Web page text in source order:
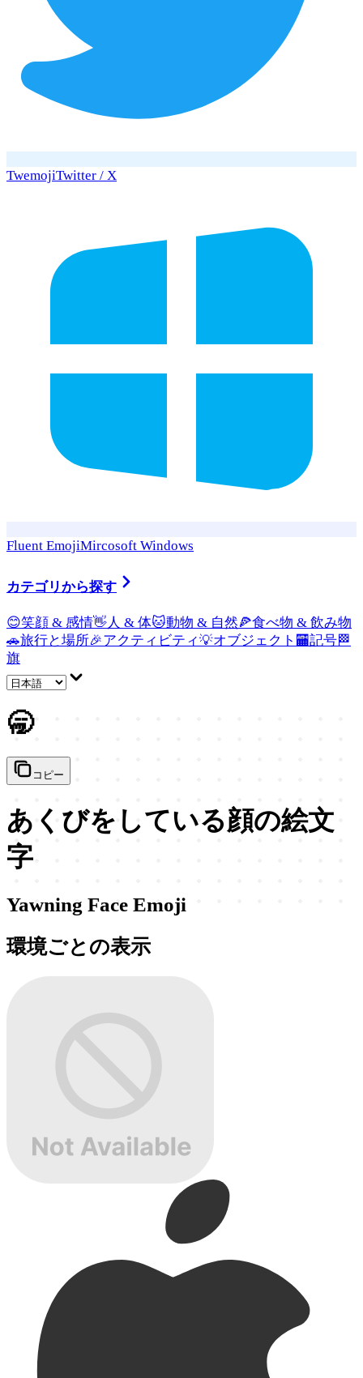
TwemojiTwitter / X
Fluent EmojiMircosoft Windows
カテゴリから探す
😊笑顔 & 感情👋 人 & 体🐱動物 & 自然🍕食べ物 & 飲み物
🚗旅行と場所🎉アクティビティ💡オブジェクト 🏧記号🏁
旗
🥱
コピー
あくびをしている顔の絵文
字
Yawning Face Emoji
環境ごとの表示